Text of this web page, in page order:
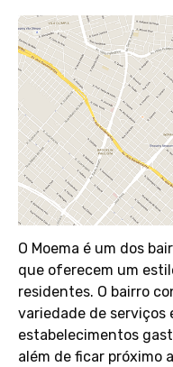
O Moema é um dos
que oferecem um
residentes. O bairro
variedade de serviços
estabelecimentos
além de ficar próximo